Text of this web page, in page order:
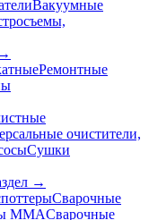
Вакуумные
Ремонтные
очистители,
Сушки
→
Сварочные
MMAСварочные